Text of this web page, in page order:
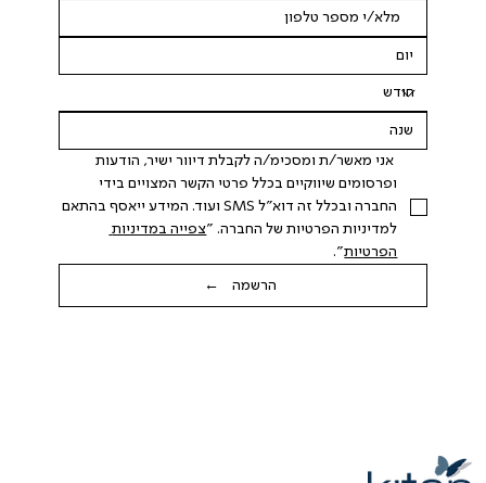
אני מאשר/ת ומסכימ/ה לקבלת דיוור ישיר, הודעות
החברה ובכלל זה דוא"ל SMS ועוד. המידע ייאסף בהתאם
למדיניות הפרטיות של החברה. "
צפייה במדיניות
הפרטיות".
הרשמה ←